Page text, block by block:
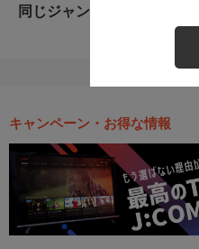
同じジャンルのおすすめ番組
キャンペーン・お得な情報